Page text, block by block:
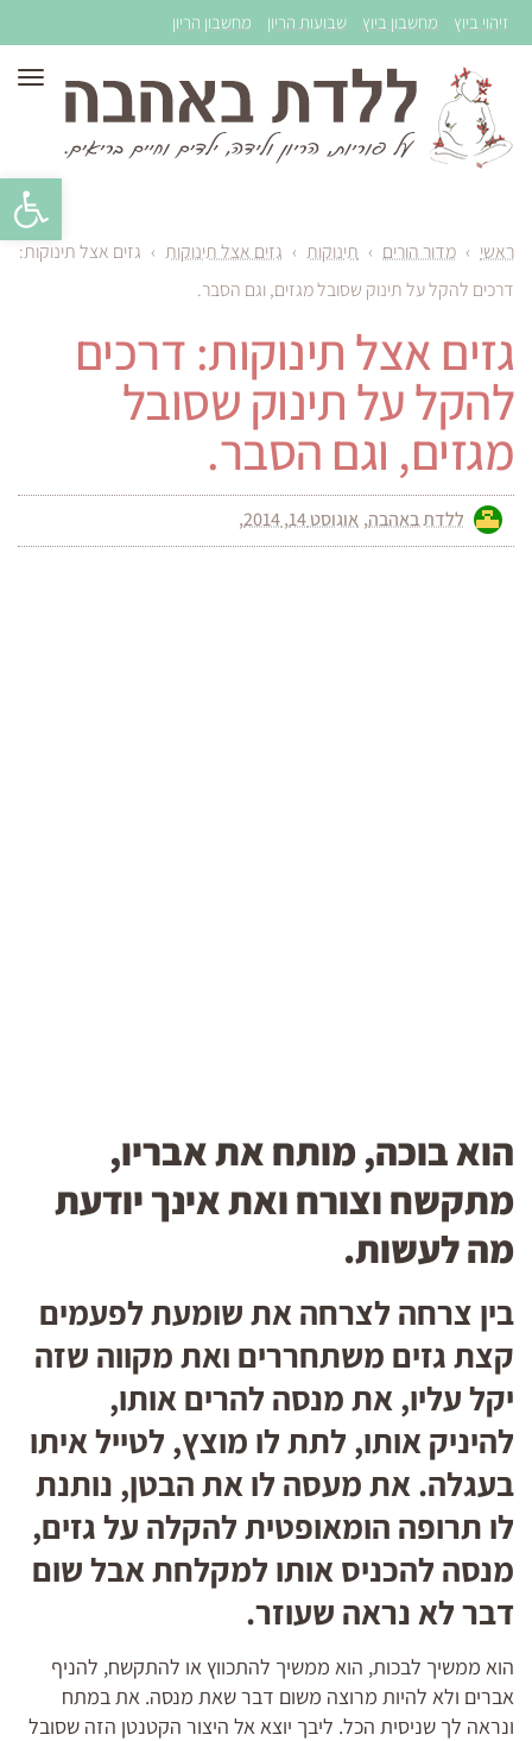
זיהוי ביוץ מחשבון ביוץ שבועות הריון מחשבון הריון
ראשי › מדור הורים › תינוקות › גזים אצל תינוקות › גזים אצל תינוקות:
דרכים להקל על תינוק שסובל מגזים, וגם הסבר.
גזים אצל תינוקות: דרכים
להקל על תינוק שסובל
מגזים, וגם הסבר.
ללדת באהבה אוגוסט 14, 2014
הוא בוכה, מותח את אבריו,
מתקשח וצורח ואת אינך יודעת
מה לעשות.
בין צרחה לצרחה את שומעת לפעמים
קצת גזים משתחררים ואת מקווה שזה
יקל עליו, את מנסה להרים אותו,
להיניק אותו, לתת לו מוצץ, לטייל איתו
בעגלה. את מעסה לו את הבטן, נותנת
לו תרופה הומאופטית להקלה על גזים,
מנסה להכניס אותו למקלחת אבל שום
דבר לא נראה שעוזר.
הוא ממשיך לבכות, הוא ממשיך להתכווץ או להתקשח, להניף
אברים ולא להיות מרוצה משום דבר שאת מנסה. את במתח
ונראה לך שניסית הכל. ליבך יוצא אל היצור הקטנטן הזה שסובל
פתח